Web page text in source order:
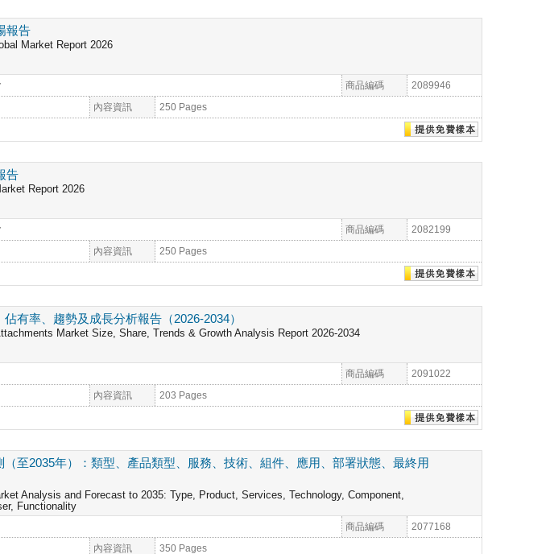
報告
Market Report 2026
商品編碼 2089946
內容資訊 250 Pages
告
Report 2026
商品編碼 2082199
內容資訊 250 Pages
有率、趨勢及成長分析報告（2026-2034）
Market Size, Share, Trends & Growth Analysis Report 2026-2034
商品編碼 2091022
內容資訊 203 Pages
至2035年）：類型、產品類型、服務、技術、組件、應用、部署狀態、最終用
Analysis and Forecast to 2035: Type, Product, Services, Technology, Component,
Functionality
商品編碼 2077168
內容資訊 350 Pages